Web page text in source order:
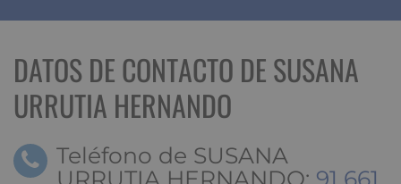
DATOS DE CONTACTO DE SUSANA
URRUTIA HERNANDO
Teléfono de SUSANA